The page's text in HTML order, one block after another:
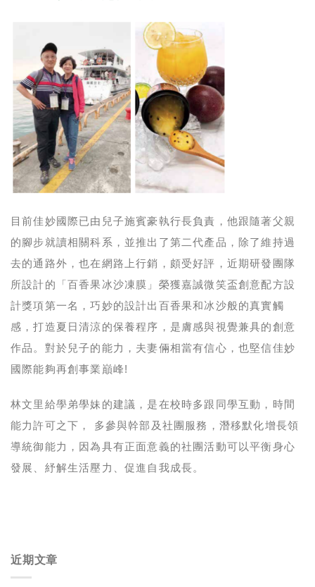
目前佳妙國際已由兒子施賓豪執行長負責，他跟隨著父親
的腳步就讀相關科系，並推出了第二代產品，除了維持過
去的通路外，也在網路上行銷，頗受好評，近期研發團隊
所設計的「百香果冰沙凍膜」榮獲嘉誠微笑盃創意配方設
計獎項第一名，巧妙的設計出百香果和冰沙般的真實觸
感，打造夏日清涼的保養程序，是膚感與視覺兼具的創意
作品。對於兒子的能力，夫妻倆相當有信心，也堅信佳妙
國際能夠再創事業巔峰!
林文里給學弟學妹的建議，是在校時多跟同學互動，時間
能力許可之下， 多參與幹部及社團服務，潛移默化增長領
導統御能力，因為具有正面意義的社團活動可以平衡身心
發展、紓解生活壓力、促進自我成長。
近期文章